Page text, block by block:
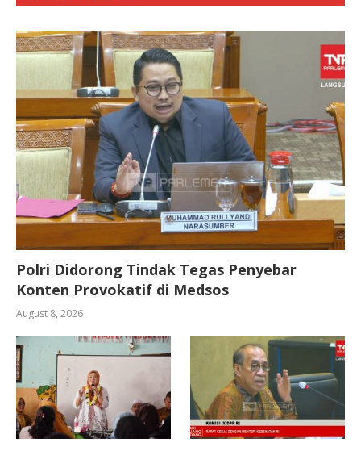
Polri Didorong Tindak Tegas Penyebar
Konten Provokatif di Medsos
August 8, 2026